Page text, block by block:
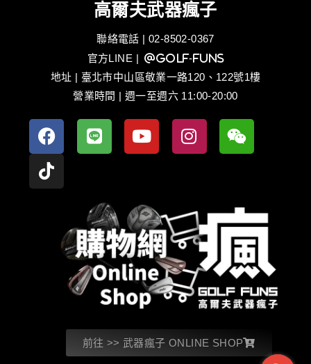
高爾夫武器瘋子
聯絡電話 | 02-8502-0367
官方LINE | @golf-funs
地址 | 臺北市中山區敬業一路120、122號1樓
營業時間 | 週一至週六 11:00-20:00
前往 >> 武器瘋子 ONLINE SHOP